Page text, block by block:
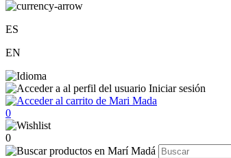
ES
EN
Iniciar sesión
0
0